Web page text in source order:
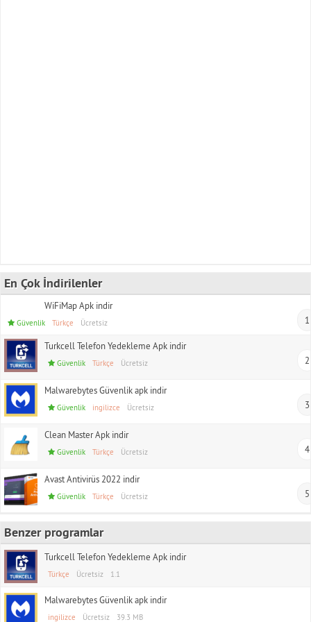
En Çok İndirilenler
WiFiMap Apk indir
Güvenlik Türkçe Ücretsiz 1
Turkcell Telefon Yedekleme Apk indir
Güvenlik Türkçe Ücretsiz 2
Malwarebytes Güvenlik apk indir
Güvenlik ingilizce Ücretsiz 3
Clean Master Apk indir
Güvenlik Türkçe Ücretsiz 4
Avast Antivirüs 2022 indir
Güvenlik Türkçe Ücretsiz 5
Benzer programlar
Turkcell Telefon Yedekleme Apk indir
Türkçe Ücretsiz 1.1
Malwarebytes Güvenlik apk indir
ingilizce Ücretsiz 39.3 MB